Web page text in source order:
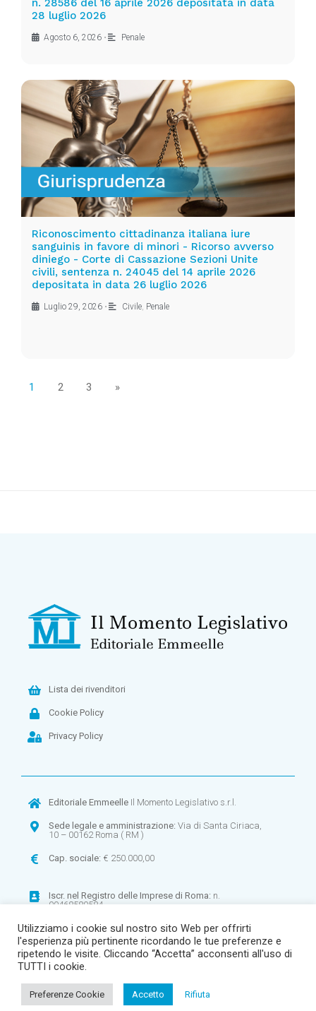
n. 28586 del 16 aprile 2026 depositata in data
28 luglio 2026
Agosto 6, 2026 • Penale
Riconoscimento cittadinanza italiana iure
sanguinis in favore di minori - Ricorso avverso
diniego - Corte di Cassazione Sezioni Unite
civili, sentenza n. 24045 del 14 aprile 2026
depositata in data 26 luglio 2026
Luglio 29, 2026 • Civile, Penale
1 2 3 »
Lista dei rivenditori
Cookie Policy
Privacy Policy
Editoriale EmmeelleIl Momento Legislativo s.r.l.
Sede legale e amministrazione: Via di Santa Ciriaca,
10 – 00162 Roma ( RM )
Cap. sociale: € 250.000,00
Iscr. nel Registro delle Imprese di Roma: n.
00468580584
CF:00468580584 –P.IVA:00900971003
R.E.A. n. 268906
Utilizziamo i cookie sul nostro sito Web per offrirti
l'esperienza più pertinente ricordando le tue preferenze e
ripetendo le visite. Cliccando “Accetta” acconsenti all'uso di
TUTTI i cookie.
Preferenze Cookie Accetto Rifiuta